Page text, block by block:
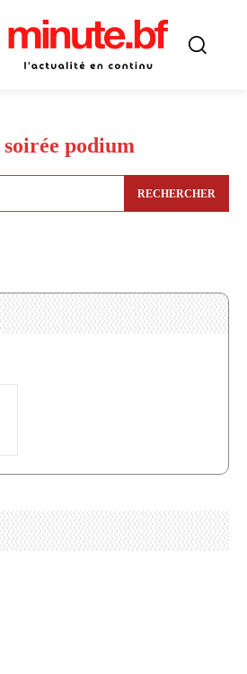
soirée podium
RECHERCHER